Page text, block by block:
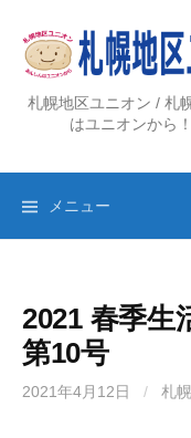
ス
札幌地区ユニオン / 札
はユニオンから
メニュー
2021 春季生
第10号
2021年4月12日 / 札